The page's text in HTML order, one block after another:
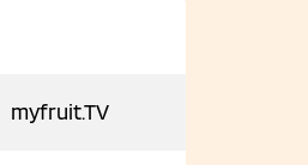
myfruit.TV